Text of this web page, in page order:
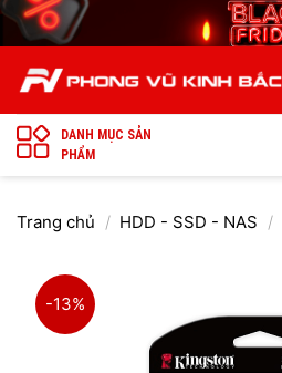
Bỏ
qua
dung
DANH MỤC SẢN
PHẨM
Trang chủ / HDD - SSD - NAS /
-13%